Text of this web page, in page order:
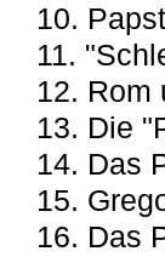
10.
11.
12. Rom
13. Die
14. Das
15.
16. Das